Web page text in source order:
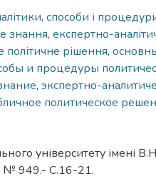
, способи і
знання, експертно-
політичне рішення,
и процедуры
, экспертно-
политическое
університету імені
№ 949.- С.16-21.